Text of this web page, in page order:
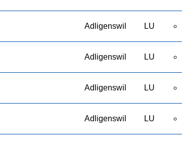
Adligenswil LU
Adligenswil LU
Adligenswil LU
Adligenswil LU